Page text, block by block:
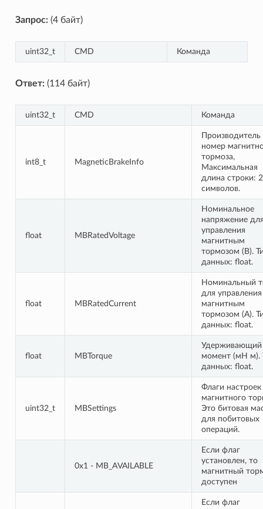
Запрос:(4 байт)
uint32_t CMD Команда
Ответ:(114 байт)
uint32_t CMD Команда
int8_t MagneticBrakeInfo
Производитель
номер
тормоза,
Максимальная
длина строки:
символов.
float MBRatedVoltage
Номинальное
напряжение
управления
магнитным
тормозом (В).
данных: float.
float MBRatedCurrent
Номинальный
для управления
магнитным
тормозом (А).
данных: float.
float MBTorque
Удерживающий
момент (мН м).
данных: float.
uint32_t MBSettings
Флаги настроек
магнитного
Это битовая
для побитовых
операций.
0x1 - MB_AVAILABLE
Если флаг
установлен, то
магнитный
доступен
Если флаг